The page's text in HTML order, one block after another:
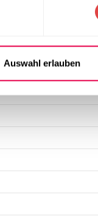
Auswahl erlauben